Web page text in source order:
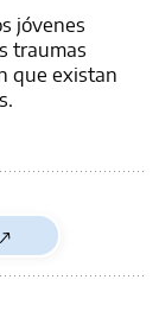
jóvenes
traumas
que existan